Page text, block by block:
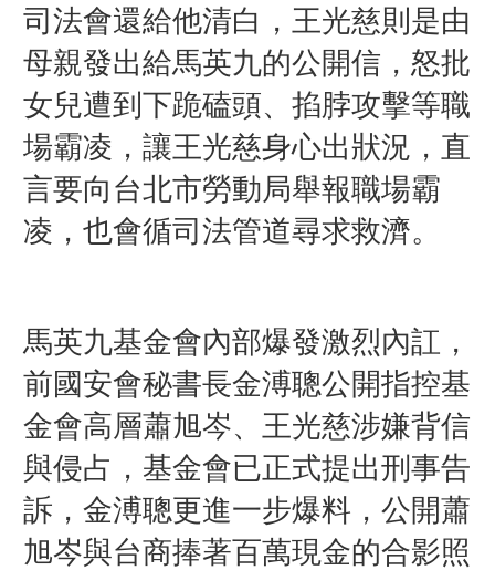
司法會還給他清白，王光慈則是由
母親發出給馬英九的公開信，怒批
女兒遭到下跪磕頭、掐脖攻擊等職
場霸凌，讓王光慈身心出狀況，直
言要向台北市勞動局舉報職場霸
凌，也會循司法管道尋求救濟。
馬英九基金會內部爆發激烈內訌，
前國安會秘書長金溥聰公開指控基
金會高層蕭旭岑、王光慈涉嫌背信
與侵占，基金會已正式提出刑事告
訴，金溥聰更進一步爆料，公開蕭
旭岑與台商捧著百萬現金的合影照